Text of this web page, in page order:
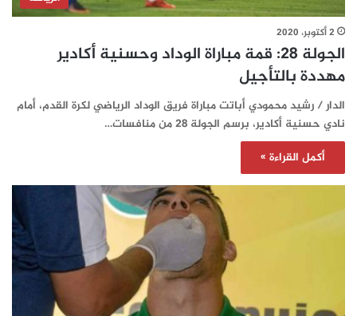
2 أكتوبر، 2020
الجولة 28: قمة مباراة الوداد وحسنية أكادير
مهددة بالتأجيل
الدار / رشيد محمودي أباتت مباراة فريق الوداد الرياضي لكرة القدم، أمام
نادي حسنية أكادير، برسم الجولة 28 من منافسات…
أكمل القراءة »